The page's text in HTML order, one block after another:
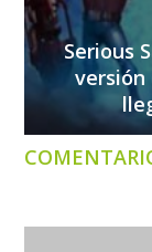
Serious
versión